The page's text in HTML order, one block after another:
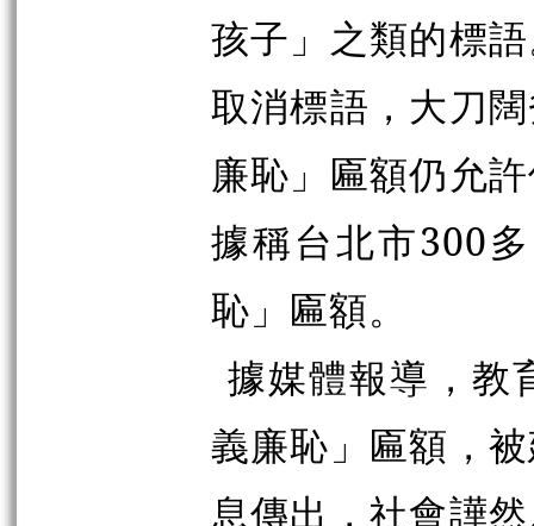
孩子」之類的標
取消標語，大刀
廉恥」匾額仍允
據稱台北市300
恥」匾額。
據媒體報導，教
義廉恥」匾額，
息傳出，社會譁